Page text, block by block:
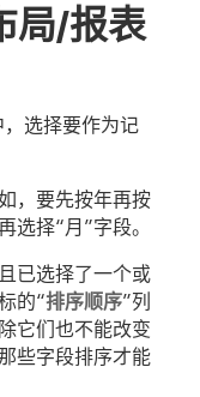
局/报表
选择要作为记
，要先按年再按
选择“月”字段。
已选择了一个或
的“排序顺序”列
它们也不能改变
些字段排序才能